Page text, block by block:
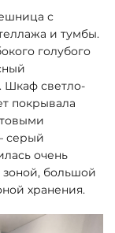
с
и тумбы.
голубого
Шкаф светло-
покрывала
серый
очень
большой
хранения.